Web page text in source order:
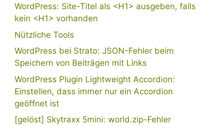
WordPress: Site-Titel als <H1> ausgeben, falls
kein <H1> vorhanden
Nützliche Tools
WordPress bei Strato: JSON-Fehler beim
Speichern von Beiträgen mit Links
WordPress Plugin Lightweight Accordion:
Einstellen, dass immer nur ein Accordion
geöffnet ist
[gelöst] Skytraxx 5mini: world.zip-Fehler